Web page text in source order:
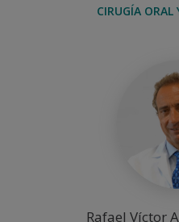
CIRUGÍA ORAL
Rafael Víctor